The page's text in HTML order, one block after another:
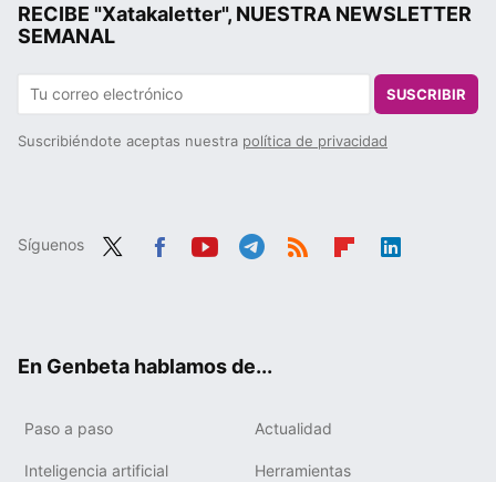
RECIBE "Xatakaletter", NUESTRA NEWSLETTER
SEMANAL
SUSCRIBIR
Suscribiéndote aceptas nuestra política de privacidad
Síguenos
En Genbeta hablamos de...
Paso a paso Actualidad
Inteligencia artificial Herramientas